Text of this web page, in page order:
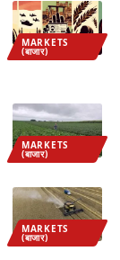
MARKETS
(बाजार)
MARKETS
(बाजार)
MARKETS
(बाजार)